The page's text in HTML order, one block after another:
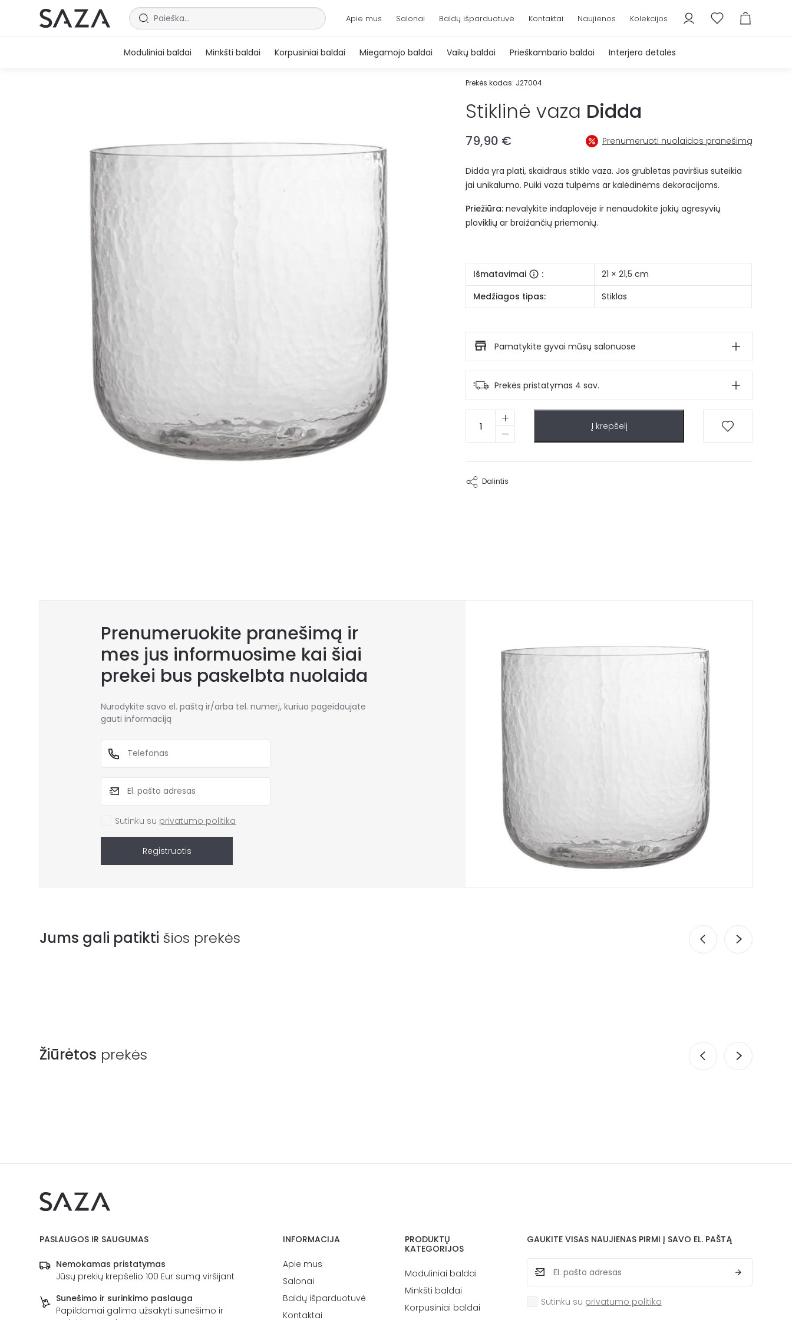
Apie mus Salonai Baldų išparduotuvė Kontaktai Naujienos Kolekcijos
Moduliniai baldai Minkšti baldai Korpusiniai baldai Miegamojo baldai Vaikų baldai Prieškambario baldai Interjero detalės
Prekės kodas: J27004
Stiklinė vaza Didda
79,90 € Prenumeruoti nuolaidos pranešimą
Didda yra plati, skaidraus stiklo vaza. Jos grublėtas paviršius suteikia
jai unikalumo. Puiki vaza tulpėms ar kalėdinėms dekoracijoms.
Priežiūra: nevalykite indaplovėje ir nenaudokite jokių agresyvių
ploviklių ar braižančių priemonių.
Išmatavimai :
21 × 21,5 cm
Medžiagos tipas:
Stiklas
Pamatykite gyvai mūsų salonuose
Prekės pristatymas 4 sav.
produkto
kiekis:
Į krepšelį
Dalintis
Prenumeruokite pranešimą ir
mes jus informuosime kai šiai
prekei bus paskelbta nuolaida
Nurodykite savo el. paštą ir/arba tel. numerį, kuriuo pageidaujate
gauti informaciją
Sutinku su privatumo politika
Registruotis
Jums gali patikti šios prekės
Žiūrėtos prekės
PASLAUGOS IR SAUGUMAS
Nemokamas pristatymas
Jūsų prekių krepšelio 100 Eur sumą viršijant
Sunešimo ir surinkimo paslauga
Papildomai galima užsakyti sunešimo ir
INFORMACIJA
Apie mus
Salonai
Baldų išparduotuvė
Kontaktai
PRODUKTŲ
KATEGORIJOS
Moduliniai baldai
Minkšti baldai
Korpusiniai baldai
GAUKITE VISAS NAUJIENAS PIRMI Į SAVO EL. PAŠTĄ
Sutinku su privatumo politika